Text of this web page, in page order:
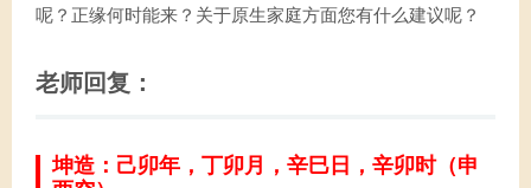
呢？正缘何时能来？关于原生家庭方面您有什么建议呢？
老师回复：
坤造：己卯年，丁卯月，辛巳日，辛卯时（申